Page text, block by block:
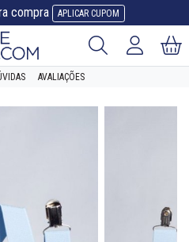
AVALIAÇÕES
compra APLICAR CUPOM